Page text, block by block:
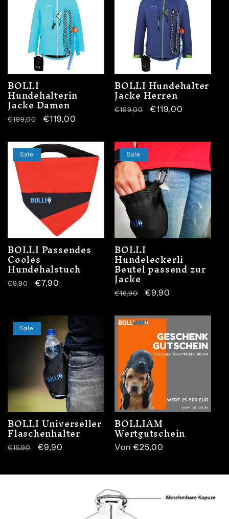
BOLLI
Hundehalterin
Jacke Damen
Normaler
€199,00 Verkaufspreis
€119,00
BOLLI Hundehalter
Jacke Herren
Normaler
€199,00 Verkaufspreis
€119,00
Sale
BOLLI Passendes
Cooles
Hundehalstuch
Normaler
€9,90 Verkaufspreis
€7,90
Sale
BOLLI
Hundeleckerli
Beutel passend zur
Jacke
Normaler
€16,90 Verkaufspreis
€9,90
Sale
BOLLI Universeller
Flaschenhalter
Normaler
€15,90 Verkaufspreis
€9,90
BOLLIAM
Wertgutschein
Normaler
Von €25,00